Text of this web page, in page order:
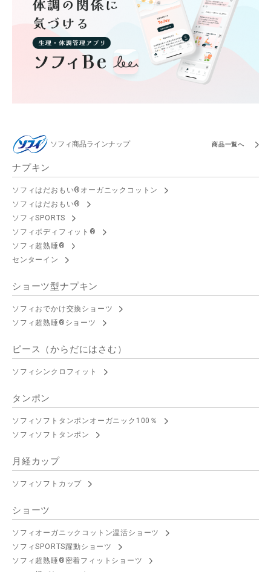
ソフィ商品ラインナップ 商品一覧へ
ナプキン
ソフィはだおもい®オーガニックコットン
ソフィはだおもい®
ソフィSPORTS
ソフィボディフィット®
ソフィ超熟睡®
センターイン
ショーツ型ナプキン
ソフィおでかけ交換ショーツ
ソフィ超熟睡®ショーツ
ピース（からだにはさむ）
ソフィシンクロフィット
タンポン
ソフィソフトタンポンオーガニック100％
ソフィソフトタンポン
月経カップ
ソフィソフトカップ
ショーツ
ソフィオーガニックコットン温活ショーツ
ソフィSPORTS躍動ショーツ
ソフィ超熟睡®密着フィットショーツ